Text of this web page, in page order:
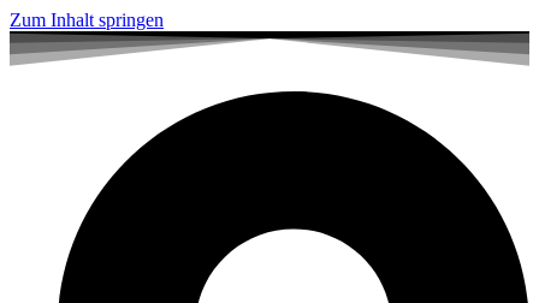
Zum Inhalt springen